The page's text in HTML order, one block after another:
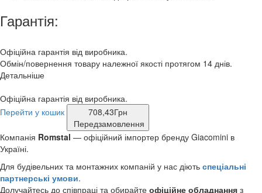
Гарантія:
Офіційна гарантія від виробника.
Обмін/повернення товару належної якості протягом 14 днів.
Детальніше
Офіційна гарантія від виробника.
Перейти у кошик
708,43Грн
Передзамовлення
Компанія Romstal — офіційний імпортер бренду Giacomini в
Україні.
Для будівельних та монтажних компаній у нас діють спеціальні
партнерські умови.
Долучайтесь до співпраці та обирайте офіційне обладнання з